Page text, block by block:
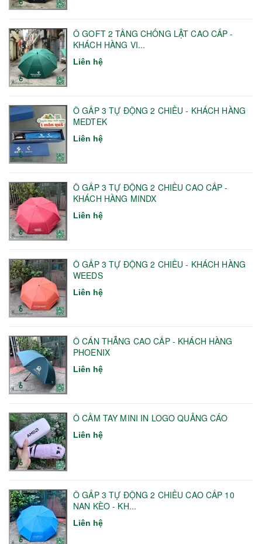
Ô GOFT 2 TẦNG CHỐNG LẬT CAO CẤP -
KHÁCH HÀNG VI...
Liên hệ
Ô GẤP 3 TỰ ĐỘNG 2 CHIỀU - KHÁCH HÀNG
MEDTEK
Liên hệ
Ô GẤP 3 TỰ ĐỘNG 2 CHIỀU CAO CẤP -
KHÁCH HÀNG MINDX
Liên hệ
Ô GẤP 3 TỰ ĐỘNG 2 CHIỀU - KHÁCH HÀNG
WEEDS
Liên hệ
Ô CÁN THẲNG CAO CẤP - KHÁCH HÀNG
PHOENIX
Liên hệ
Ô CẦM TAY MINI IN LOGO QUẢNG CÁO
Liên hệ
Ô GẤP 3 TỰ ĐỘNG 2 CHIỀU CAO CẤP 10
NAN KÈO - KH...
Liên hệ